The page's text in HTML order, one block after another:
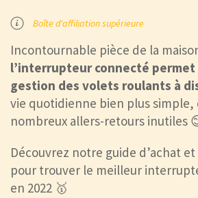
Boîte d'affiliation supérieure
Incontournable pièce de la
l’interrupteur connecté permet
gestion des volets roulants à
vie quotidienne bien plus simple,
nombreux allers-retours inutiles
Découvrez notre guide d’achat
pour trouver le meilleur
en 2022 🥇